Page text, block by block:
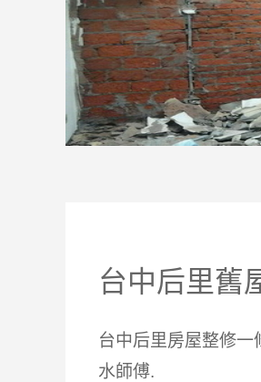
台中后里舊
台中后里房屋整修一
水師傅.